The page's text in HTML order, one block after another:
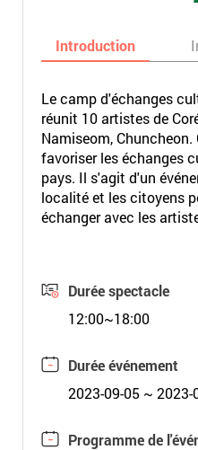
Introduction
Le camp d'échanges
réunit 10 artistes de
Namiseom,
favoriser les échanges
pays. Il s'agit d'un
localité et les citoyens
échanger avec les
Durée spectacle
12:00~18:00
Durée événement
2023-09-05 ~ 2023-
Programme de